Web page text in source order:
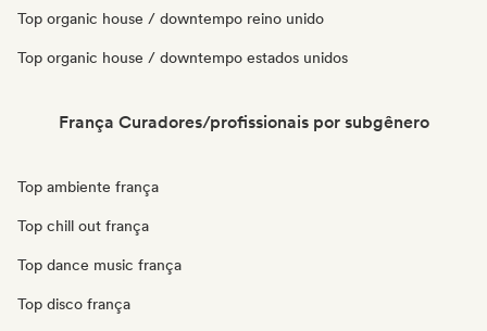
Top organic house / downtempo reino unido
Top organic house / downtempo estados unidos
França Curadores/profissionais por subgênero
Top ambiente frança
Top chill out frança
Top dance music frança
Top disco frança